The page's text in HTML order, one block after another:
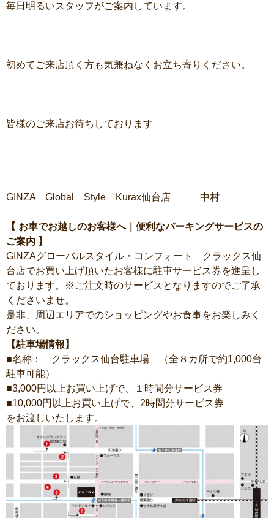
毎日明るいスタッフがご案内しています。
初めてご来店頂く方も気兼ねなくお立ち寄りください。
皆様のご来店お待ちしております
GINZA Global Style Kurax仙台店 中村
【 お車でお越しのお客様へ｜便利なパーキングサービスの
ご案内 】
GINZAグローバルスタイル・コンフォート クラックス仙
台店でお買い上げ頂いたお客様に駐車サービス券を進呈し
ております。※ご注文時のサービスとなりますのでご了承
くださいませ。
是非、周辺エリアでのショッピングやお食事をお楽しみく
ださい。
【駐車場情報】
■名称： クラックス仙台駐車場 （全８カ所で約1,000台
駐車可能）
■3,000円以上お買い上げで、１時間分サービス券
■10,000円以上お買い上げで、2時間分サービス券
をお渡しいたします。